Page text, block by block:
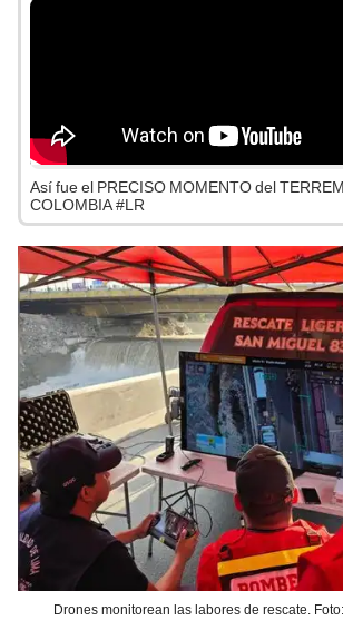
Así fue el PRECISO MOMENTO del
COLOMBIA #LR
Drones monitorean las labores de rescate.